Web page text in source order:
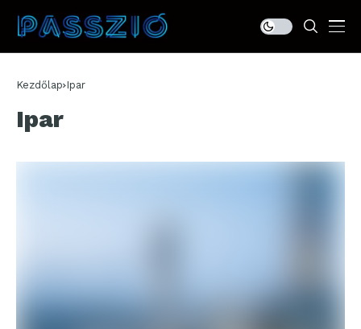
Kezdőlap Ipar
Ipar